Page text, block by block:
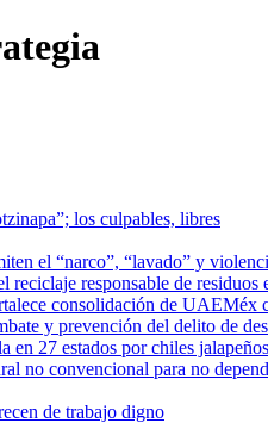
los culpables, libres
el “narco”, “lavado” y
responsable de residuos
consolidación de UAEMéx
y prevención del delito de
en 27 estados por chiles
no convencional para no
de trabajo digno